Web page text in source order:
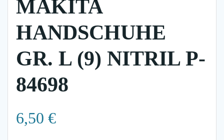
MAKITA
HANDSCHUHE
GR. L (9) NITRIL P-
84698
6,50 €